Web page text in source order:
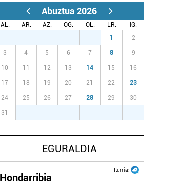
Abuztua 2026
AL. AR. AZ. OG. OL. LR.
IG.
1 2
3 4 5 6 7 8 9
10 11 12 13 14 15 16
17 18 19 20 21 22 23
24 25 26 27 28 29 30
31
EGURALDIA
Iturria:
Hondarribia